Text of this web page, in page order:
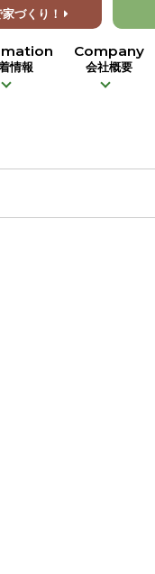
づくり！
情報
Company
会社概要